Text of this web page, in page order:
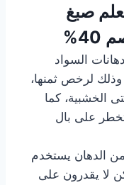
صبغ
السواد
لرخص ثمنها،
الخشبية، كما
تخطر على بال
من الدهان يستخدم
لا يقدرون على